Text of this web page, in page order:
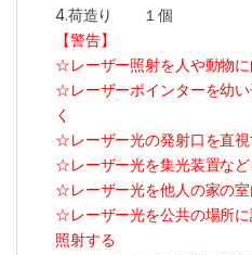
4.荷造り １個
【警告】
☆レーザー照射を人や動物
☆レーザーポインターを幼
く
☆レーザー光の発射口を直視
☆レーザー光を集光装置な
☆レーザー光を他人の家の
☆レーザー光を公共の場所
照射する